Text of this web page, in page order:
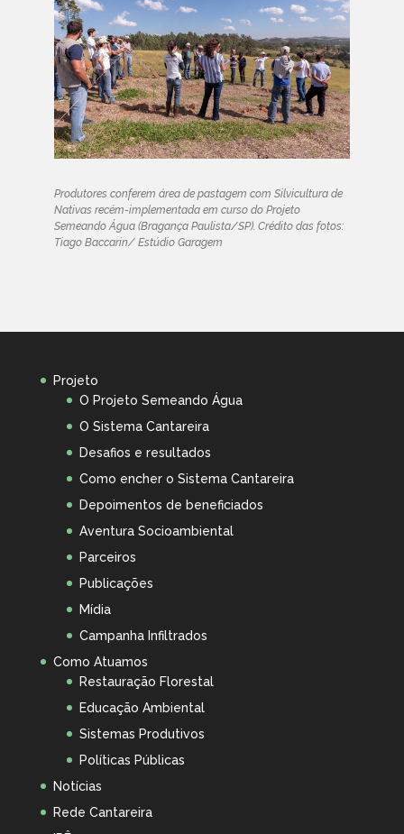
Produtores conferem área de pastagem com Silvicultura de
Nativas recém-implementada em curso do Projeto
Semeando Água (Bragança Paulista/SP). Crédito das fotos:
Tiago Baccarin/ Estúdio Garagem
Projeto
O Projeto Semeando Água
O Sistema Cantareira
Desafios e resultados
Como encher o Sistema Cantareira
Depoimentos de beneficiados
Aventura Socioambiental
Parceiros
Publicações
Mídia
Campanha Infiltrados
Como Atuamos
Restauração Florestal
Educação Ambiental
Sistemas Produtivos
Políticas Públicas
Notícias
Rede Cantareira